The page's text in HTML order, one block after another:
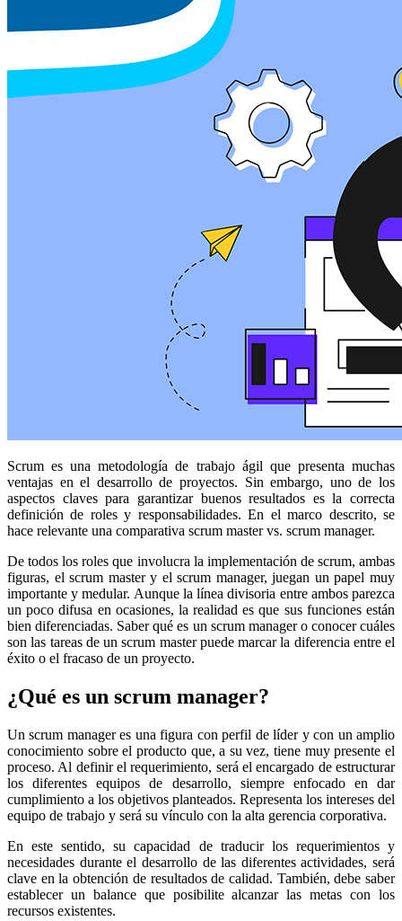
Scrum es una metodología de trabajo ágil que presenta muchas
ventajas en el desarrollo de proyectos. Sin embargo, uno de los
aspectos claves para garantizar buenos resultados es la correcta
definición de roles y responsabilidades. En el marco descrito, se
hace relevante una comparativa scrum master vs. scrum manager.
De todos los roles que involucra la implementación de scrum, ambas
figuras, el scrum master y el scrum manager, juegan un papel muy
importante y medular. Aunque la línea divisoria entre ambos parezca
un poco difusa en ocasiones, la realidad es que sus funciones están
bien diferenciadas. Saber qué es un scrum manager o conocer cuáles
son las tareas de un scrum master puede marcar la diferencia entre el
éxito o el fracaso de un proyecto.
¿Qué es un scrum manager?
Un scrum manager es una figura con perfil de líder y con un amplio
conocimiento sobre el producto que, a su vez, tiene muy presente el
proceso. Al definir el requerimiento, será el encargado de estructurar
los diferentes equipos de desarrollo, siempre enfocado en dar
cumplimiento a los objetivos planteados. Representa los intereses del
equipo de trabajo y será su vínculo con la alta gerencia corporativa.
En este sentido, su capacidad de traducir los requerimientos y
necesidades durante el desarrollo de las diferentes actividades, será
clave en la obtención de resultados de calidad. También, debe saber
establecer un balance que posibilite alcanzar las metas con los
recursos existentes.